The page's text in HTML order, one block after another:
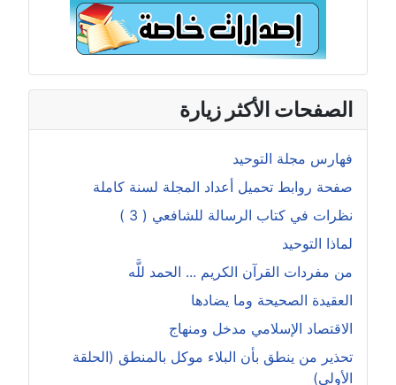
الصفحات الأكثر زيارة
فهارس مجلة التوحيد
صفحة روابط تحميل أعداد المجلة لسنة كاملة
نظرات في كتاب الرسالة للشافعي ( 3 )
لماذا التوحيد
من مفردات القرآن الكريم ... الحمد للَّه
العقيدة الصحيحة وما يضادها
الاقتصاد الإسلامي مدخل ومنهاج
تحذير من ينطق بأن البلاء موكل بالمنطق (الحلقة
الأولى)